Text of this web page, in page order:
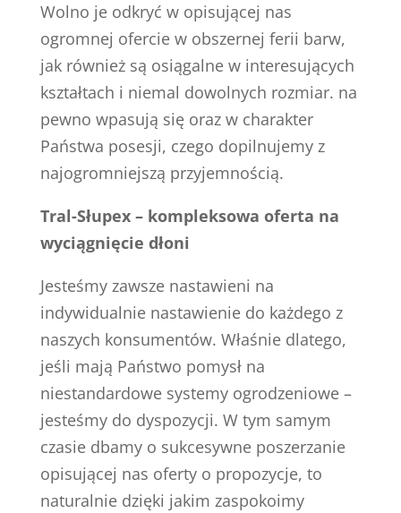
Wolno je odkryć w opisującej nas
ogromnej ofercie w obszernej ferii barw,
jak również są osiągalne w interesujących
kształtach i niemal dowolnych rozmiar. na
pewno wpasują się oraz w charakter
Państwa posesji, czego dopilnujemy z
najogromniejszą przyjemnością.
Tral-Słupex – kompleksowa oferta na
wyciągnięcie dłoni
Jesteśmy zawsze nastawieni na
indywidualnie nastawienie do każdego z
naszych konsumentów. Właśnie dlatego,
jeśli mają Państwo pomysł na
niestandardowe systemy ogrodzeniowe –
jesteśmy do dyspozycji. W tym samym
czasie dbamy o sukcesywne poszerzanie
opisującej nas oferty o propozycje, to
naturalnie dzięki jakim zaspokoimy